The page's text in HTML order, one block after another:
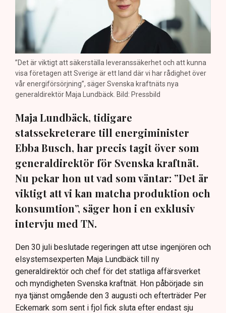
”Det är viktigt att säkerställa leveranssäkerhet och att kunna
visa företagen att Sverige är ett land där vi har rådighet över
vår energiförsörjning”, säger Svenska kraftnäts nya
generaldirektör Maja Lundbäck. Bild: Pressbild
Maja Lundbäck, tidigare
statssekreterare till energiminister
Ebba Busch, har precis tagit över som
generaldirektör för Svenska kraftnät.
Nu pekar hon ut vad som väntar: ”Det är
viktigt att vi kan matcha produktion och
konsumtion”, säger hon i en exklusiv
intervju med TN.
Den 30 juli beslutade regeringen att utse ingenjören och
elsystemsexperten Maja Lundbäck till ny
generaldirektör och chef för det statliga affärsverket
och myndigheten Svenska kraftnät. Hon påbörjade sin
nya tjänst omgående den 3 augusti och efterträder Per
Eckemark som sent i fjol fick sluta efter endast sju